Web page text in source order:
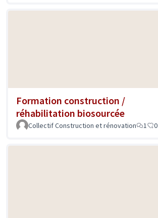
Formation construction /
réhabilitation biosourcée
Collectif Construction et rénovation 1 0